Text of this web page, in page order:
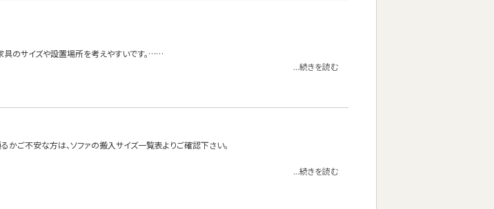
具のサイズや設置場所を考えやすいです。……
...続きを読む
かご不安な方は、ソファの搬入サイズ一覧表よりご確認下さい。
...続きを読む